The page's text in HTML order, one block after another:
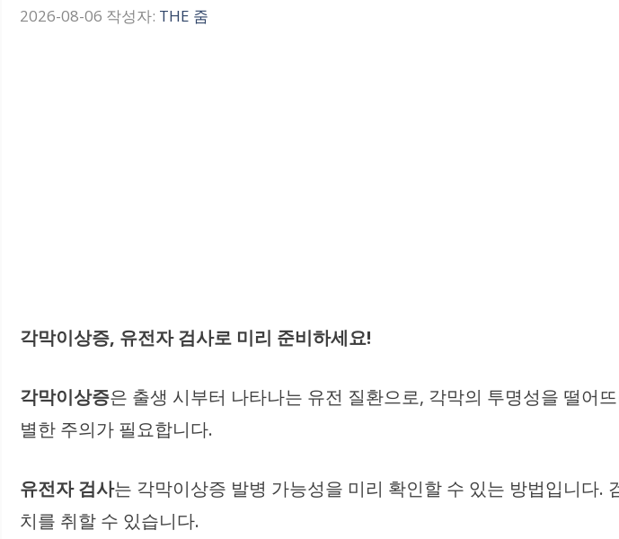
2026-08-06 작성자: THE 줌
각막이상증, 유전자 검사로 미리 준비하세요!
각막이상증은 출생 시부터 나타나는 유전 질환으로, 각막의 투명성을 떨어
별한 주의가 필요합니다.
유전자 검사는 각막이상증 발병 가능성을 미리 확인할 수 있는 방법입니다
치를 취할 수 있습니다.